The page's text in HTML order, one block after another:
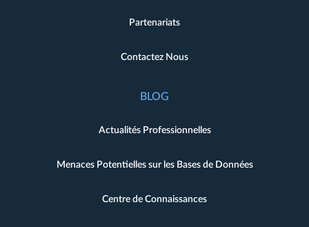
Partenariats
Contactez Nous
BLOG
Actualités Professionnelles
Menaces Potentielles sur les Bases de Données
Centre de Connaissances